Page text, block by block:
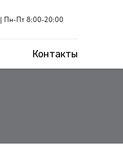
| Пн-Пт 8:00-20:00
Контакты